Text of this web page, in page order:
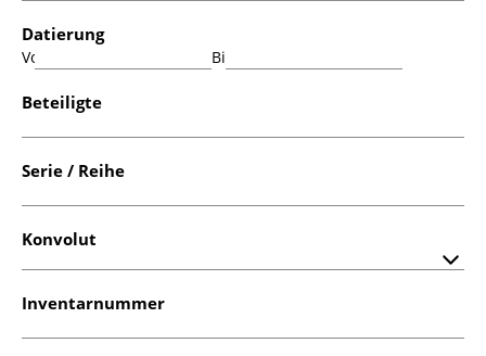
Datierung
Von: Bis:
Beteiligte
Serie / Reihe
Konvolut
Inventarnummer